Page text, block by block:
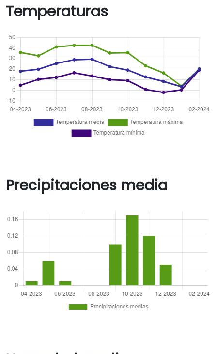
Temperaturas
Precipitaciones media